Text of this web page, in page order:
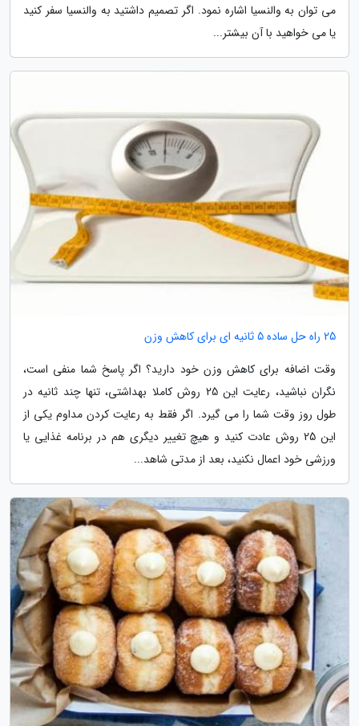
می توان به والنسیا اشاره نمود. اگر تصمیم داشتید به والنسیا سفر کنید
یا می خواهید با آن بیشتر...
25 راه حل ساده 5 ثانیه ای برای کاهش وزن
وقت اضافه برای کاهش وزن خود دارید؟ اگر پاسخ شما منفی است،
نگران نباشید، رعایت این 25 روش کاملا بهداشتی، تنها چند ثانیه در
طول روز وقت شما را می گیرد. اگر فقط به رعایت کردن مداوم یکی از
این 25 روش عادت کنید و هیچ تغییر دیگری هم در برنامه غذایی یا
ورزشی خود اعمال نکنید، بعد از مدتی شاهد...